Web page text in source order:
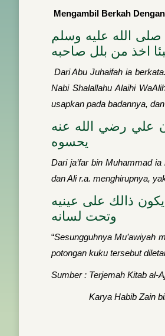
Mengambil Berkah
الله عليه وسلم
اخذ من بلل صاحبه
Dari Abu Juhaifah ia
Nabi Shalallahu Alaihi
usapkan pada badannya,
علي رضي الله عنه
يحسوه
Dari ja’far bin Muhammad
dan Ali r.a. meng­hirupnya,
ذالك على عينيه
وتحت لسانه
“Sesungguhnya Mu’awiyah
potongan kuku tersebut
Sumber : Terjemah Kitab al-
Karya Habib Zain bin